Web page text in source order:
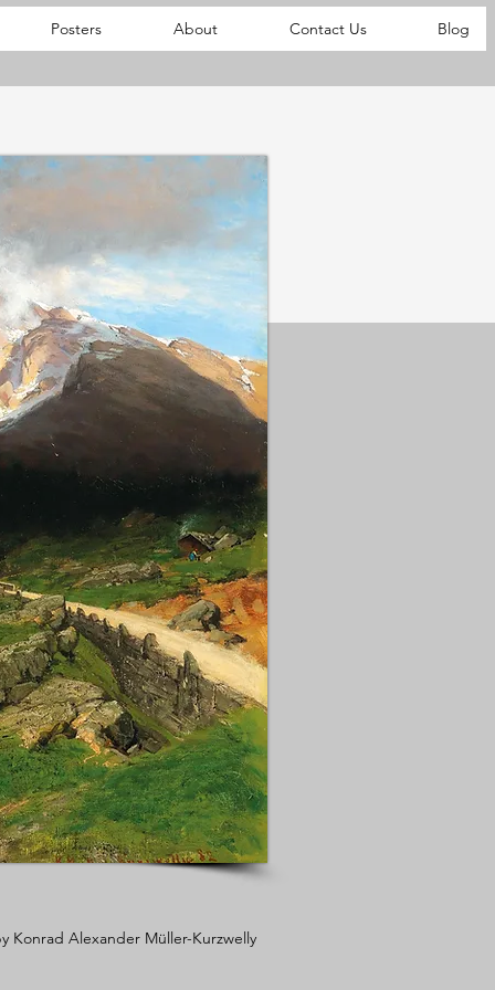
Posters About Contact Us Blog
Konrad Alexander Müller-Kurzwelly